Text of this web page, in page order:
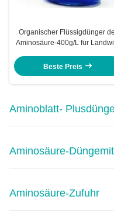
Organischer Flüssigdünger
Aminosäure-400g/L für
Beste Preis
Aminoblatt-
Aminosäure-
Aminosäure-Zufuhr